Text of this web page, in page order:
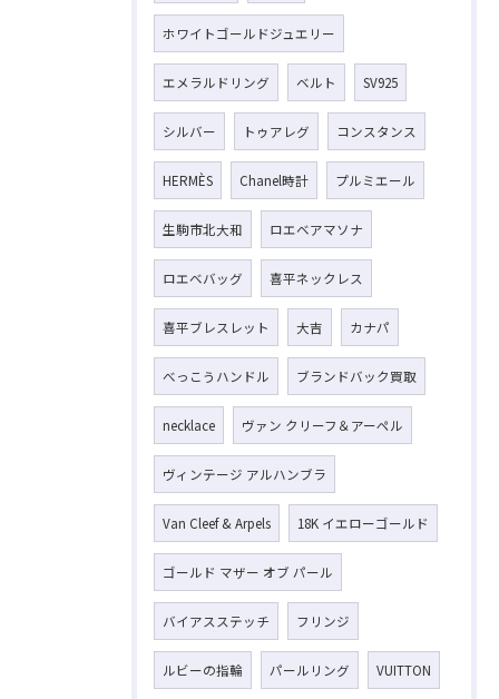
ホワイトゴールドジュエリー
エメラルドリング ベルト SV925
シルバー トゥアレグ コンスタンス
HERMÈS Chanel時計 プルミエール
生駒市北大和 ロエベアマソナ
ロエベバッグ 喜平ネックレス
喜平ブレスレット 大吉 カナパ
べっこうハンドル ブランドバック買取
necklace ヴァン クリーフ＆アーペル
ヴィンテージ アルハンブラ
Van Cleef & Arpels 18K イエローゴールド
ゴールド マザー オブ パール
バイアスステッチ フリンジ
ルビーの指輪 パールリング VUITTON
お気軽にお問い合わせください